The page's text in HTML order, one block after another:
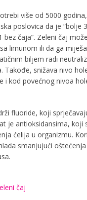
više od 5000
poslovica da je “bolje
bez čaja”. Zeleni čaj
limunom ili da ga
biljem radi
Takođe, snižava nivo
i kod povećnog nivoa
fluoride, koji
je antioksidansima, koji
ćelija u organizmu.
smanjujući
čaj